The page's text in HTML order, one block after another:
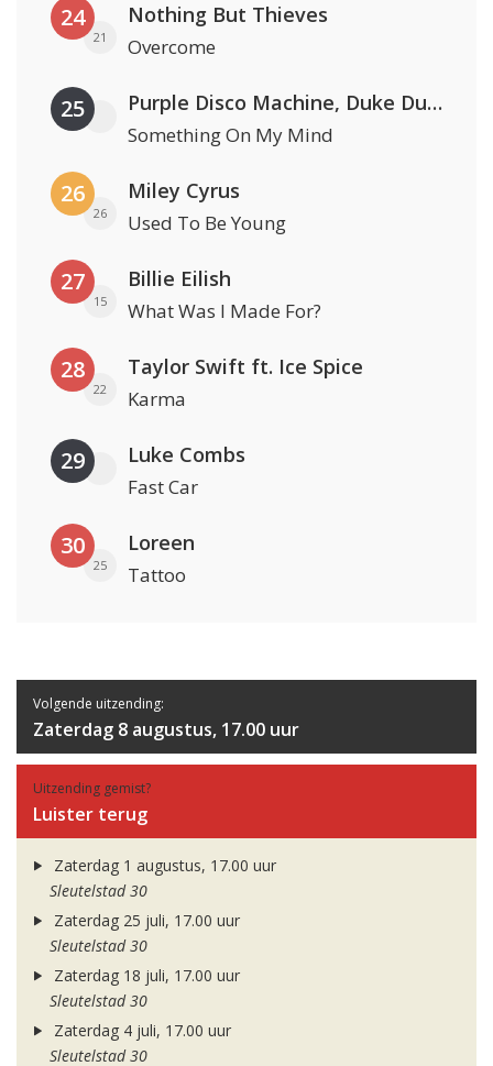
24
21
Nothing But Thieves
Overcome
25 Purple Disco Machine, Duke Dumont & Nothing But Thieves
Something On My Mind
26
26
Miley Cyrus
Used To Be Young
27
15
Billie Eilish
What Was I Made For?
28
22
Taylor Swift ft. Ice Spice
Karma
29 Luke Combs
Fast Car
30
25
Loreen
Tattoo
Volgende uitzending:
Zaterdag 8 augustus, 17.00 uur
Uitzending gemist?
Luister terug
Zaterdag 1 augustus, 17.00 uur
Sleutelstad 30
Zaterdag 25 juli, 17.00 uur
Sleutelstad 30
Zaterdag 18 juli, 17.00 uur
Sleutelstad 30
Zaterdag 4 juli, 17.00 uur
Sleutelstad 30